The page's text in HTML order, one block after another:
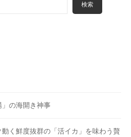
検索
の海開き神事
動く鮮度抜群の「活イカ」を味わう贅